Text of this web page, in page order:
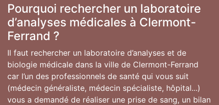
Pourquoi rechercher un laboratoire
d’analyses médicales à Clermont-
Ferrand ?
Il faut rechercher un laboratoire d’analyses et de
biologie médicale dans la ville de Clermont-Ferrand
car l’un des professionnels de santé qui vous suit
(médecin généraliste, médecin spécialiste, hôpital...)
vous a demandé de réaliser une prise de sang, un bilan